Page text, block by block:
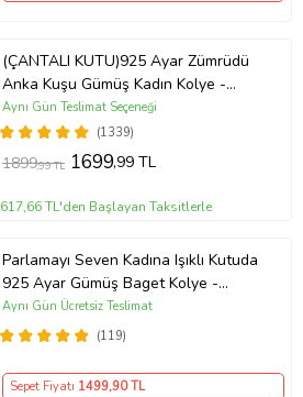
(ÇANTALI KUTU)925 Ayar Zümrüdü
Anka Kuşu Gümüş Kadın Kolye -
MAVİ
(1339)
Aynı Gün Teslimat Seçeneği
1899,99 TL 1699,99 TL
617,66 TL'den Başlayan Taksitlerle
Parlamayı Seven Kadına Işıklı Kutuda
925 Ayar Gümüş Baget Kolye -
Kişiye Özel Fotoğraf Hediye
(119)
Aynı Gün Ücretsiz Teslimat
Sepet Fiyatı 1499,90 TL